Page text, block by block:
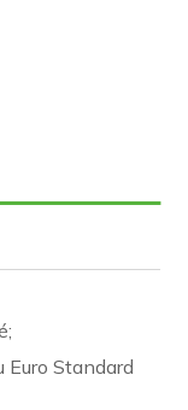
Euro Standard